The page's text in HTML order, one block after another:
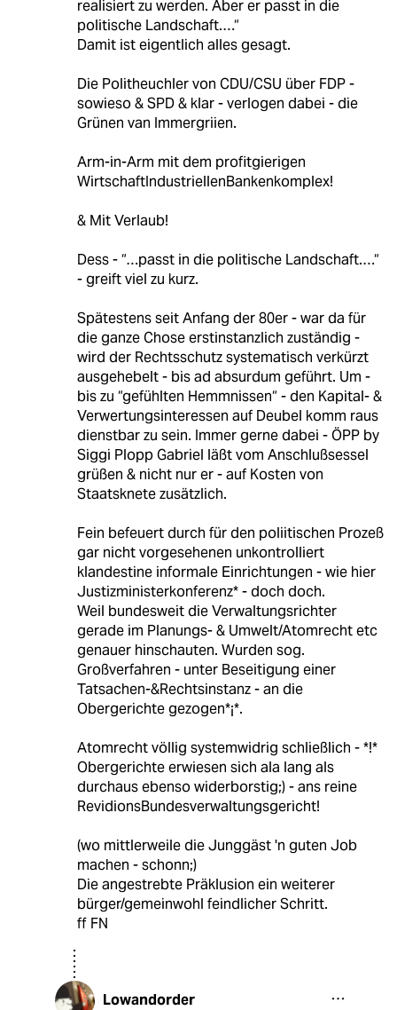
realisiert zu werden. Aber er passt in die
politische Landschaft.…“
Damit ist eigentlich alles gesagt.
Die Politheuchler von CDU/CSU über FDP -
sowieso & SPD & klar - verlogen dabei - die
Grünen van Immergriien.
Arm-in-Arm mit dem profitgierigen
WirtschaftIndustriellenBankenkomplex!
& Mit Verlaub!
Dess - “…passt in die politische Landschaft.…“
- greift viel zu kurz.
Spätestens seit Anfang der 80er - war da für
die ganze Chose erstinstanzlich zuständig -
wird der Rechtsschutz systematisch verkürzt
ausgehebelt - bis ad absurdum geführt. Um -
bis zu “gefühlten Hemmnissen“ - den Kapital- &
Verwertungsinteressen auf Deubel komm raus
dienstbar zu sein. Immer gerne dabei - ÖPP by
Siggi Plopp Gabriel läßt vom Anschlußsessel
grüßen & nicht nur er - auf Kosten von
Staatsknete zusätzlich.
Fein befeuert durch für den poliitischen Prozeß
gar nicht vorgesehenen unkontrolliert
klandestine informale Einrichtungen - wie hier
Justizministerkonferenz* - doch doch.
Weil bundesweit die Verwaltungsrichter
gerade im Planungs- & Umwelt/Atomrecht etc
genauer hinschauten. Wurden sog.
Großverfahren - unter Beseitigung einer
Tatsachen-&Rechtsinstanz - an die
Obergerichte gezogen*¡*.
Atomrecht völlig systemwidrig schließlich - *!*
Obergerichte erwiesen sich ala lang als
durchaus ebenso widerborstig;) - ans reine
RevidionsBundesverwaltungsgericht!
(wo mittlerweile die Junggäst 'n guten Job
machen - schonn;)
Die angestrebte Präklusion ein weiterer
bürger/gemeinwohl feindlicher Schritt.
ff FN
Lowandorder